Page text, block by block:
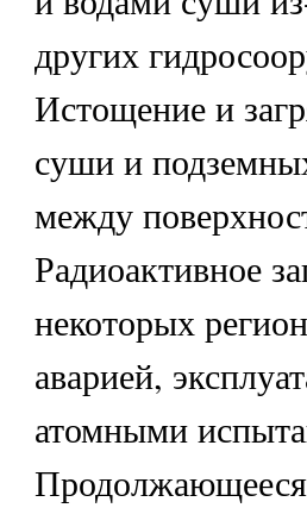
других
Истощение и
суши и
между
Радиоактивное
некоторых
аварией,
атомными
Продолжающееся